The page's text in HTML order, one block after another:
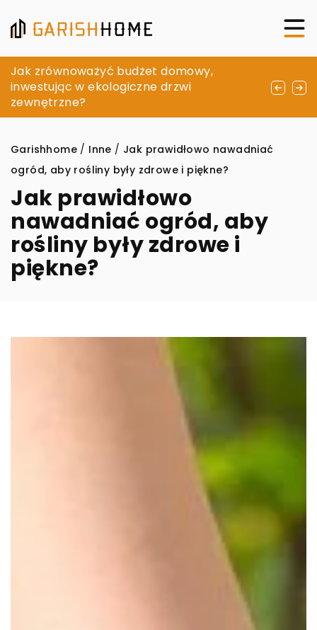
Jak oświetlenie LED może zmienić
atmosferę Twojego domu?
Jak zrównoważyć budżet domowy,
inwestując w ekologiczne drzwi
zewnętrzne?
Tworzenie przytulnej przestrzeni na
tarasie: inspiracje i praktyczne porady
Garishhome / Inne / Jak prawidłowo nawadniać
ogród, aby rośliny były zdrowe i piękne?
Jak prawidłowo
nawadniać ogród, aby
rośliny były zdrowe i
piękne?